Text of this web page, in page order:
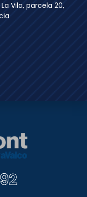
Vila, parcela 20,